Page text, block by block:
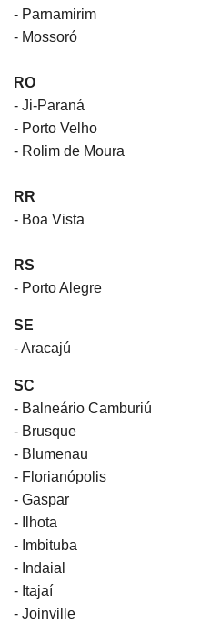
- Parnamirim
- Mossoró
RO
- Ji-Paraná
- Porto Velho
- Rolim de Moura
RR
- Boa Vista
RS
- Porto Alegre
SE
- Aracajú
SC
- Balneário Camburiú
- Brusque
- Blumenau
- Florianópolis
- Gaspar
- Ilhota
- Imbituba
- Indaial
- Itajaí
- Joinville